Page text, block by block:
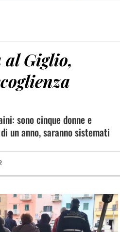
Giglio,
sono cinque donne e
un anno, saranno sistemati